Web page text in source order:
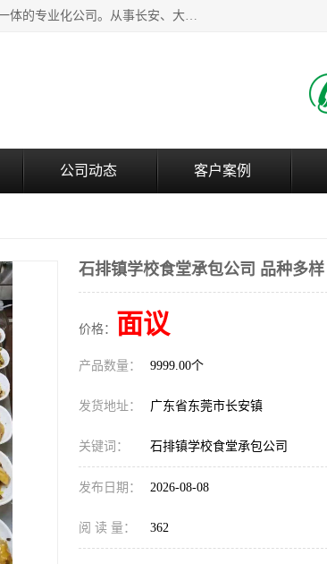
广东食安膳食管理服务有限公司是一家集干货粮油、肉禽蔬菜等食品加工、配送及食堂承包于一体的专业化公司。从事长安、大朗、大岭山、厚街、虎门等地区的蔬菜配送服务。 专业的服务队伍，以及完善的服务机制，经过多年的努力拼搏，赢得了广大客户的信赖和支持。
公司动态 客户案例
石排镇学校食堂承包公司 品种多样
价格： 面议
产品数量： 9999.00个
发货地址： 广东省东莞市长安镇
关键词： 石排镇学校食堂承包公司
发布日期： 2026-08-08
阅 读 量： 362